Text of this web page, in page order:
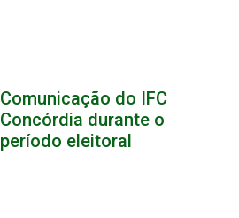
Comunicação do IFC
Concórdia durante o
período eleitoral